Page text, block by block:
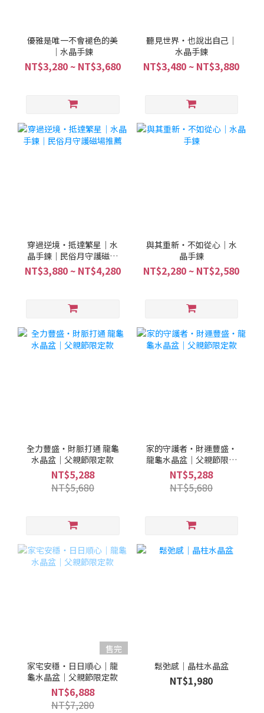
優雅是唯一不會褪色的美
｜水晶手鍊
NT$3,280 ~ NT$3,680
聽見世界・也說出自己｜
水晶手鍊
NT$3,480 ~ NT$3,880
穿過逆境・抵達繁星｜水
晶手鍊｜民俗月守護磁場
推薦
NT$3,880 ~ NT$4,280
與其重新・不如從心｜水
晶手鍊
NT$2,280 ~ NT$2,580
全力豐盛・財脈打通 龍龜
水晶盆｜父親節限定款
NT$5,288
NT$5,680
家的守護者・財運豐盛・
龍龜水晶盆｜父親節限定
款
NT$5,288
NT$5,680
售完
家宅安穩・日日順心｜龍
龜水晶盆｜父親節限定款
NT$6,888
NT$7,280
鬆弛感｜晶柱水晶盆
NT$1,980